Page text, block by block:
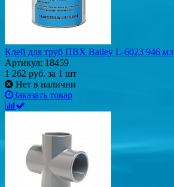
Клей для труб ПВХ Bailey L-6023 946 мл
Артикул: 18459
1 262 руб. за 1 шт
Нет в наличии
Заказать товар